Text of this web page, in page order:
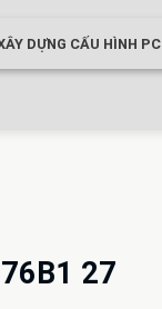
DỰNG CẤU HÌNH PC
27